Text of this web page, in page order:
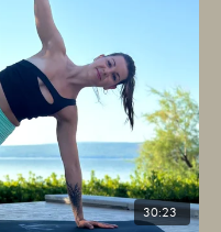
30:23